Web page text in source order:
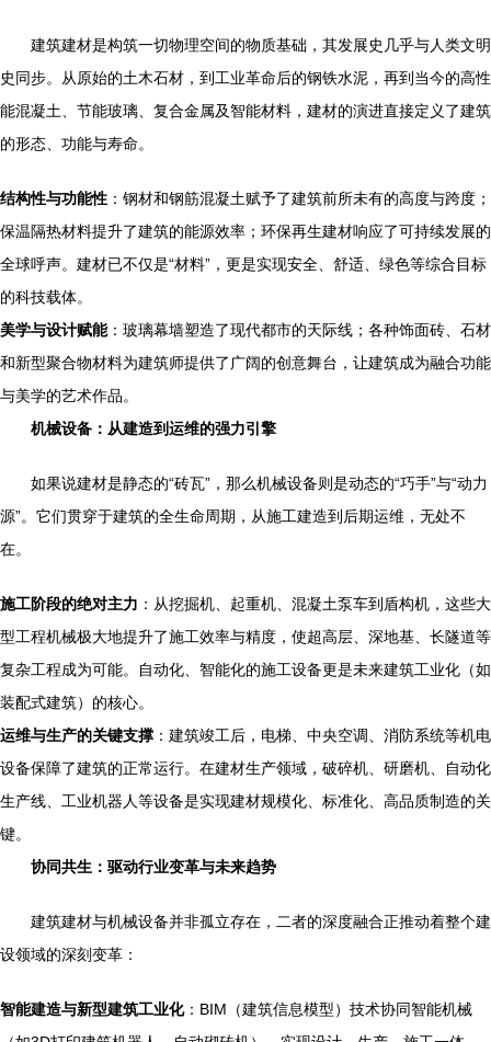
建筑建材是构筑一切物理空间的物质基础，其发展史几乎与人类文明
史同步。从原始的土木石材，到工业革命后的钢铁水泥，再到当今的高性
能混凝土、节能玻璃、复合金属及智能材料，建材的演进直接定义了建筑
的形态、功能与寿命。
结构性与功能性 ：钢材和钢筋混凝土赋予了建筑前所未有的高度与跨度；
保温隔热材料提升了建筑的能源效率；环保再生建材响应了可持续发展的
全球呼声。建材已不仅是“材料”，更是实现安全、舒适、绿色等综合目标
的科技载体。
美学与设计赋能：玻璃幕墙塑造了现代都市的天际线；各种饰面砖、石材
和新型聚合物材料为建筑师提供了广阔的创意舞台，让建筑成为融合功能
与美学的艺术作品。
机械设备：从建造到运维的强力引擎
如果说建材是静态的“砖瓦”，那么机械设备则是动态的“巧手”与“动力
源”。它们贯穿于建筑的全生命周期，从施工建造到后期运维，无处不
在。
施工阶段的绝对主力 ：从挖掘机、起重机、混凝土泵车到盾构机，这些大
型工程机械极大地提升了施工效率与精度，使超高层、深地基、长隧道等
复杂工程成为可能。自动化、智能化的施工设备更是未来建筑工业化（如
装配式建筑）的核心。
运维与生产的关键支撑 ：建筑竣工后，电梯、中央空调、消防系统等机电
设备保障了建筑的正常运行。在建材生产领域，破碎机、研磨机、自动化
生产线、工业机器人等设备是实现建材规模化、标准化、高品质制造的关
键。
协同共生：驱动行业变革与未来趋势
建筑建材与机械设备并非孤立存在，二者的深度融合正推动着整个建
设领域的深刻变革：
智能建造与新型建筑工业化：BIM（建筑信息模型）技术协同智能机械